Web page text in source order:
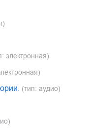
электронная)
(тип: аудио)